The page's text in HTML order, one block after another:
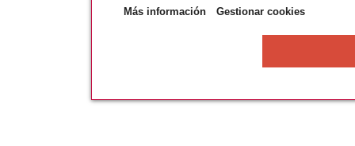
Más información Gestionar cookies